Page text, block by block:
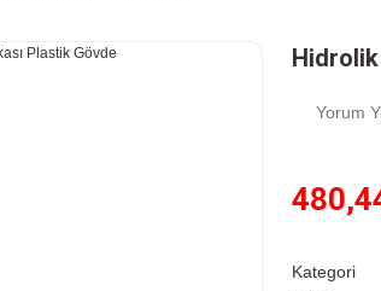
Hidrolik
Yorum
Kategori